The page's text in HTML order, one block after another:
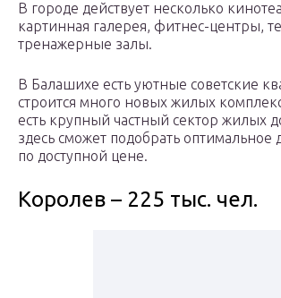
В городе действует несколько
картинная галерея, фитнес-центры,
тренажерные залы.
В Балашихе есть уютные советские
строится много новых жилых
есть крупный частный сектор жилых
здесь сможет подобрать оптимальное
по доступной цене.
Королев – 225 тыс. чел.